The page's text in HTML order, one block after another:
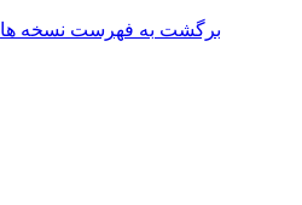
برگشت به فهرست نسخه ها